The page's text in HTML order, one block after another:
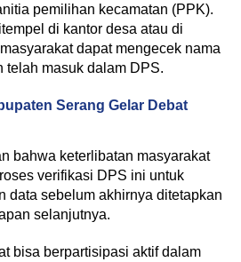
pemilihan kecamatan (PPK).
di kantor desa atau di
dapat mengecek nama
telah masuk dalam DPS.
Serang Gelar Debat
bahwa keterlibatan masyarakat
verifikasi DPS ini untuk
data sebelum akhirnya ditetapkan
selanjutnya.
bisa berpartisipasi aktif dalam